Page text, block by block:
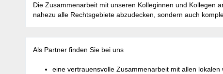
Die Zusammenarbeit mit unseren Kolleginnen und Kollegen
nahezu alle Rechtsgebiete abzudecken, sondern auch
Als Partner finden Sie bei uns
eine vertrauensvolle Zusammenarbeit mit allen